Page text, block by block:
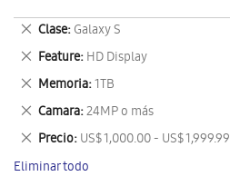
Clase Galaxy S
Eliminar
este
artículo
Feature HD Display
Eliminar
este
artículo
Memoria 1TB
Eliminar
este
artículo
Camara 24MP o más
Eliminar
este
artículo
Precio US$ 1,000.00 - US$ 1,999.99
Eliminar
este
artículo
Eliminar todo